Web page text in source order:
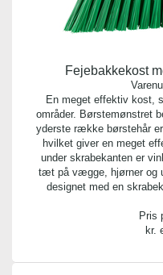
Fejebakkekost
En meget effektiv kost,
områder. Børstemønstret
yderste række børstehår
hvilket giver en meget
under skrabekanten er
tæt på vægge, hjørner og
designet med en
Pris
kr.